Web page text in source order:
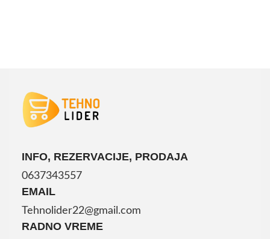
INFO, REZERVACIJE, PRODAJA
0637343557
EMAIL
Tehnolider22@gmail.com
RADNO VREME